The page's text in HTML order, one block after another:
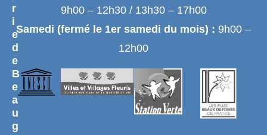
r
i
e
d
e
B
e
a
u
g
9h00 – 12h30 / 13h30 – 17h00
Samedi (fermé le 1er samedi du mois) : 9h00 –
12h00